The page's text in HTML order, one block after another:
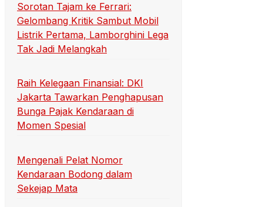
Sorotan Tajam ke Ferrari:
Gelombang Kritik Sambut Mobil
Listrik Pertama, Lamborghini Lega
Tak Jadi Melangkah
Raih Kelegaan Finansial: DKI
Jakarta Tawarkan Penghapusan
Bunga Pajak Kendaraan di
Momen Spesial
Mengenali Pelat Nomor
Kendaraan Bodong dalam
Sekejap Mata